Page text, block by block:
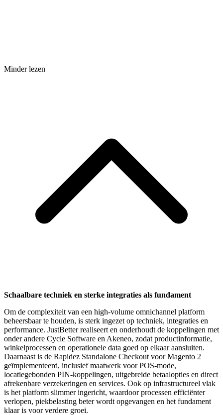
Minder lezen
Schaalbare techniek en sterke integraties als fundament
Om de complexiteit van een high-volume omnichannel platform
beheersbaar te houden, is sterk ingezet op techniek, integraties en
performance. JustBetter realiseert en onderhoudt de koppelingen met
onder andere Cycle Software en Akeneo, zodat productinformatie,
winkelprocessen en operationele data goed op elkaar aansluiten.
Daarnaast is de Rapidez Standalone Checkout voor Magento 2
geïmplementeerd, inclusief maatwerk voor POS-mode,
locatiegebonden PIN-koppelingen, uitgebreide betaalopties en direct
afrekenbare verzekeringen en services. Ook op infrastructureel vlak
is het platform slimmer ingericht, waardoor processen efficiënter
verlopen, piekbelasting beter wordt opgevangen en het fundament
klaar is voor verdere groei.